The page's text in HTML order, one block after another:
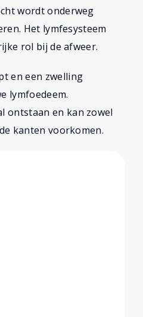
wordt onderweg
Het lymfesysteem
rol bij de afweer.
en een zwelling
lymfoedeem.
ontstaan en kan zowel
kanten voorkomen.